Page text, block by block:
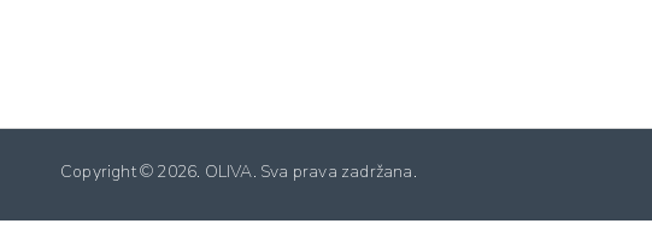
Copyright © 2026. OLIVA. Sva prava zadržana.